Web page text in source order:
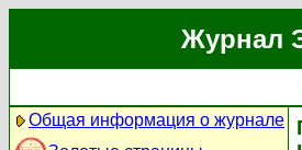
Журнал
Общая информация о журнале